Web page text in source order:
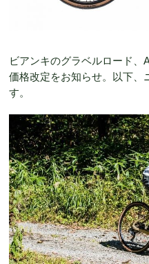
ビアンキのグラベルロード
価格改定をお知らせ。以下、
す。